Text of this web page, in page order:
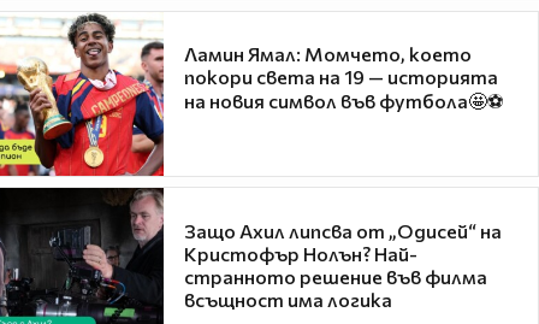
Ламин Ямал: Момчето, което
покори света на 19 — историята
на новия символ във футбола🤩⚽
Защо Ахил липсва от „Одисей“ на
Кристофър Нолън? Най-
странното решение във филма
всъщност има логика